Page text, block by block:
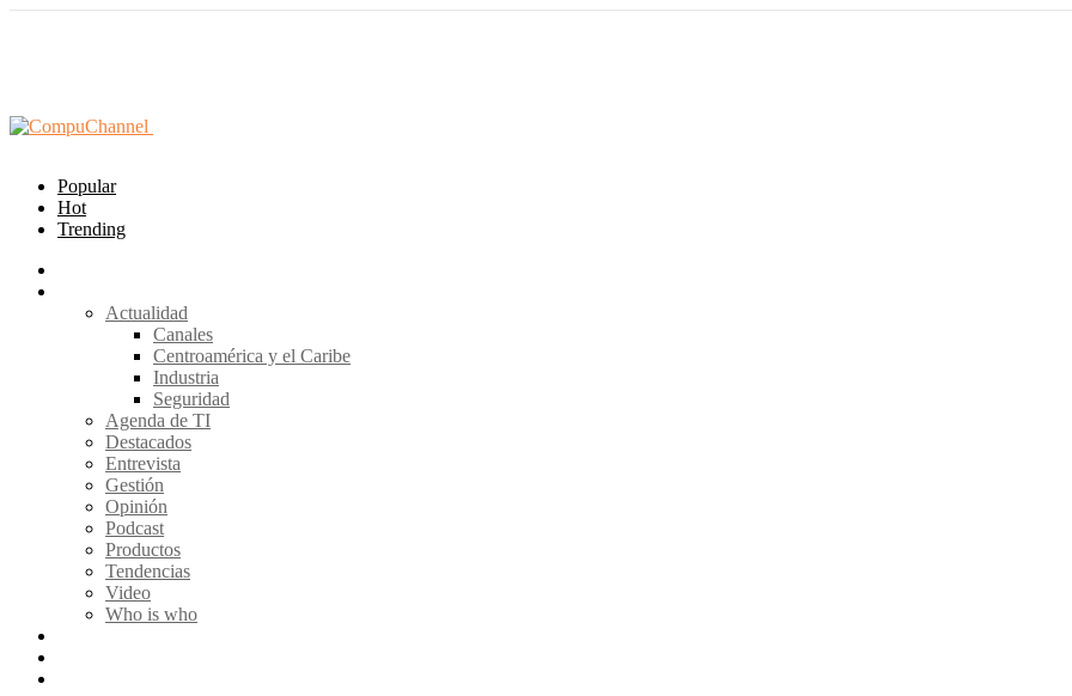
Popular
Hot
Trending
Actualidad
Canales
Centroamérica y el Caribe
Industria
Seguridad
Agenda de TI
Destacados
Entrevista
Gestión
Opinión
Podcast
Productos
Tendencias
Video
Who is who